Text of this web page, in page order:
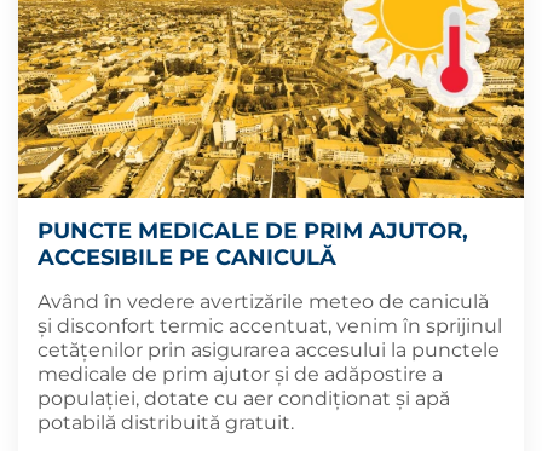
PUNCTE MEDICALE DE PRIM AJUTOR,
ACCESIBILE PE CANICULĂ
Având în vedere avertizările meteo de caniculă
și disconfort termic accentuat, venim în sprijinul
cetățenilor prin asigurarea accesului la punctele
medicale de prim ajutor și de adăpostire a
populației, dotate cu aer condiționat și apă
potabilă distribuită gratuit.